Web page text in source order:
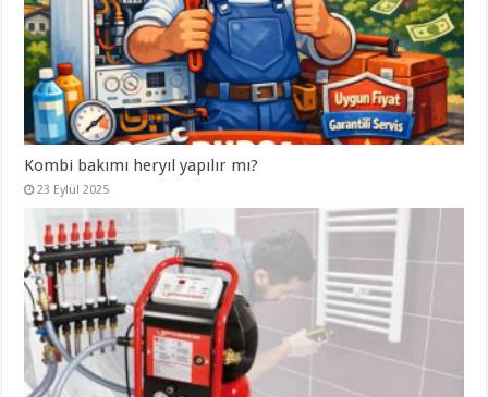
Kombi bakımı heryıl yapılır mı?
23 Eylül 2025